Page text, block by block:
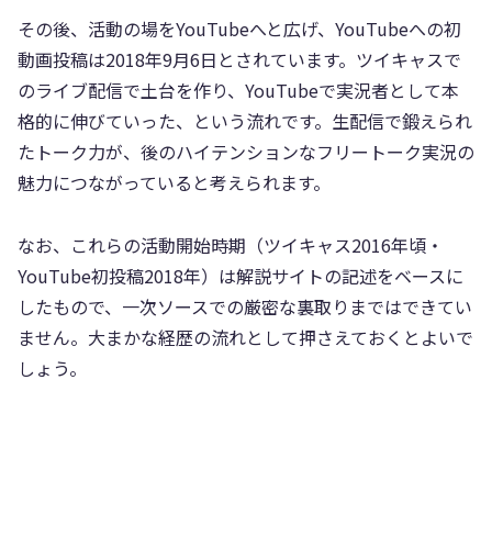
その後、活動の場をYouTubeへと広げ、YouTubeへの初
動画投稿は2018年9月6日とされています。ツイキャスで
のライブ配信で土台を作り、YouTubeで実況者として本
格的に伸びていった、という流れです。生配信で鍛えられ
たトーク力が、後のハイテンションなフリートーク実況の
魅力につながっていると考えられます。
なお、これらの活動開始時期（ツイキャス2016年頃・
YouTube初投稿2018年）は解説サイトの記述をベースに
したもので、一次ソースでの厳密な裏取りまではできてい
ません。大まかな経歴の流れとして押さえておくとよいで
しょう。